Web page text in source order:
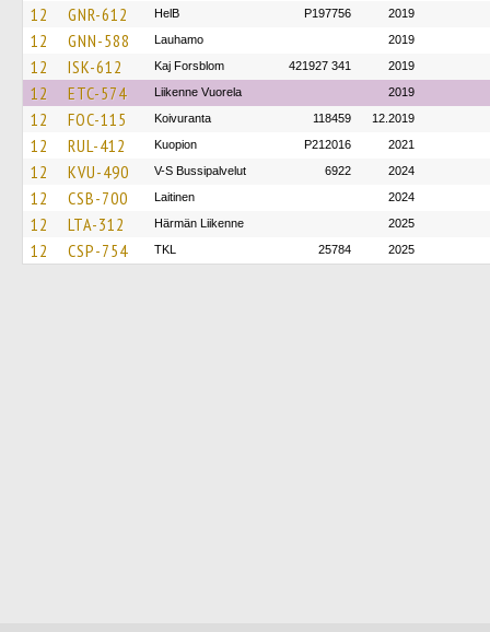
12 GNR-612 HelB P197756 2019
12 GNN-588 Lauhamo 2019
12 ISK-612 Kaj Forsblom 421927 341 2019
12 ETC-574 Liikenne Vuorela 2019
12 FOC-115 Koivuranta 118459 12.2019
12 RUL-412 Kuopion P212016 2021
12 KVU-490 V-S Bussipalvelut 6922 2024
12 CSB-700 Laitinen 2024
12 LTA-312 Härmän Liikenne 2025
12 CSP-754 TKL 25784 2025